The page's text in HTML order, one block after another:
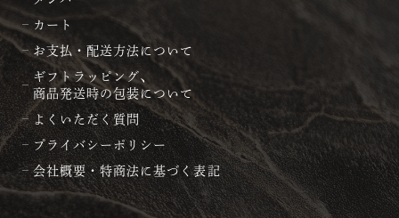
カート
お支払・配送方法について
ギフトラッピング、
商品発送時の包装について
よくいただく質問
プライバシーポリシー
会社概要・特商法に基づく表記